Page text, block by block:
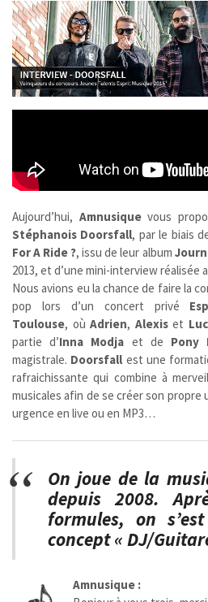
Aujourd’hui, Amnusiquevous
Stéphanois Doorsfall, par le biais
For A Ride ?, issu de leur album
2013, et d’une mini-interview réalisée
Nous avions eu la chance de faire la
pop lors d’un concert privé
Toulouse, oùAdrien, Alexiset Luc
partie d’Inna Modja et de Pony
magistrale. Doorsfall est une
rafraichissante qui combine à
musicales afin de se créer son propre
urgence en live ou en MP3…
On joue de la
depuis 2008.
formules, on
concept « DJ/
Amnusique :